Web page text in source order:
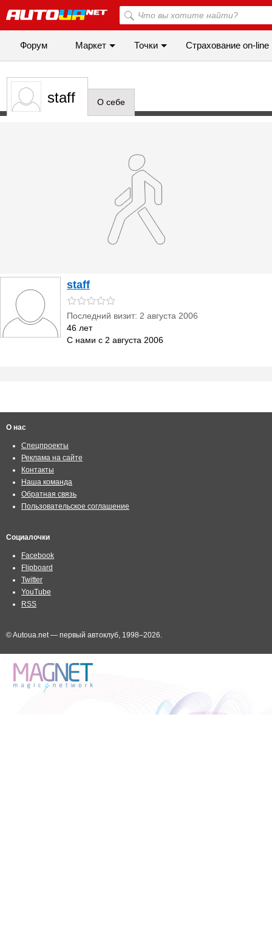
Форум Маркет Точки Cтрахование on-line
staff О себе
staff
Последний визит: 2 августа 2006
46 лет
С нами с 2 августа 2006
О нас
Спецпроекты
Реклама на сайте
Контакты
Наша команда
Обратная связь
Пользовательское соглашение
Социалочки
Facebook
Flipboard
Twitter
YouTube
RSS
© Autoua.net — первый автоклуб, 1998–2026.